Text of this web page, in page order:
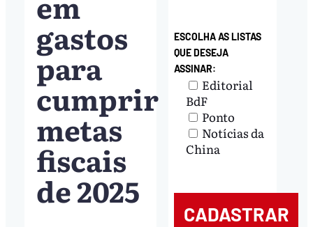
gastos
para
cumprir
metas
fiscais
de 2025
ESCOLHA AS LISTAS
QUE DESEJA
ASSINAR:
Editorial
BdF
Ponto
Notícias da
China